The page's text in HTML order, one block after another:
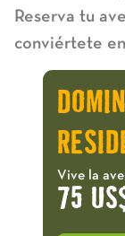
Reserva tu
conviértete
Vive la
75